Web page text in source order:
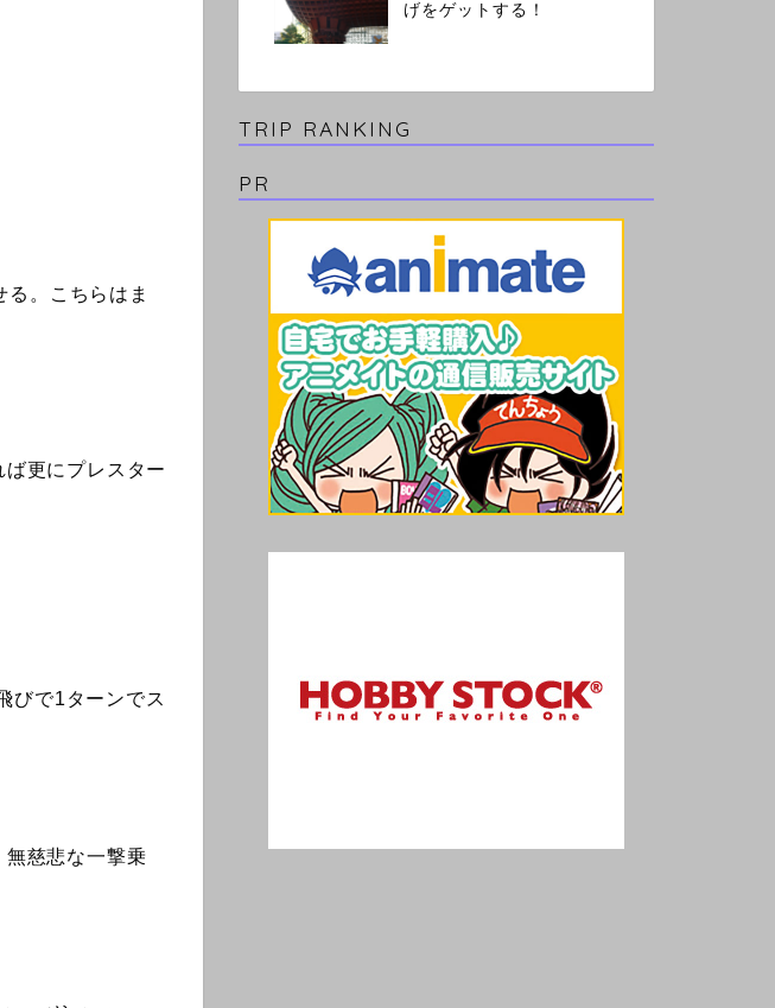
。こちらはま
更にプレスター
びで1ターンでス
慈悲な一撃乗
げをゲットする！
TRIP RANKING
PR